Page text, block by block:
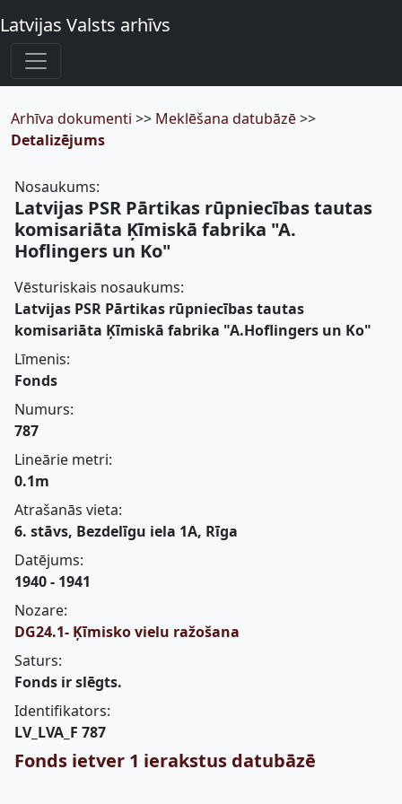
Latvijas Valsts arhīvs
Arhīva dokumenti >> Meklēšana datubāzē>>
Detalizējums
Nosaukums:
Latvijas PSR Pārtikas rūpniecības tautas
komisariāta Ķīmiskā fabrika "A.
Hoflingers un Ko"
Vēsturiskais nosaukums:
Latvijas PSR Pārtikas rūpniecības tautas
komisariāta Ķīmiskā fabrika "A.Hoflingers un Ko"
Līmenis:
Fonds
Numurs:
787
Lineārie metri:
0.1m
Atrašanās vieta:
6. stāvs, Bezdelīgu iela 1A, Rīga
Datējums:
1940 - 1941
Nozare:
DG24.1- Ķīmisko vielu ražošana
Saturs:
Fonds ir slēgts.
Identifikators:
LV_LVA_F 787
Fonds ietver 1 ierakstus datubāzē